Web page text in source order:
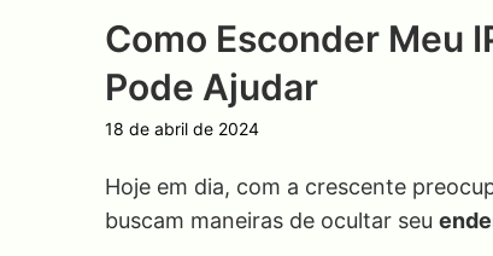
Como Esconder Meu
Pode Ajudar
18 de abril de 2024
Hoje em dia, com a crescente
buscam maneiras de ocultar seu